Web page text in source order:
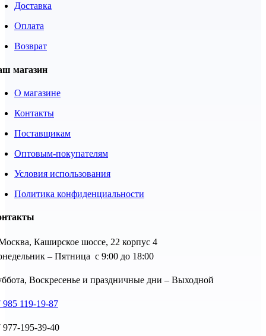
Доставка
Оплата
Возврат
магазин
О магазине
Контакты
Поставщикам
Оптовым-покупателям
Условия использования
Политика конфиденциальности
Каширское шоссе, 22 корпус 4
– Пятница с 9:00 до 18:00
Воскресенье и праздничные дни – Выходной
985 119-19-87
977-195-39-40